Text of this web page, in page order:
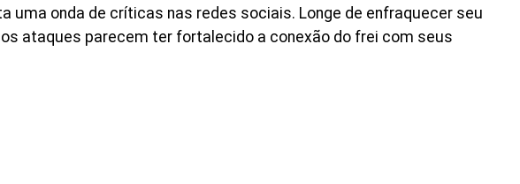
uma onda de críticas nas redes sociais. Longe de enfraquecer seu
ataques parecem ter fortalecido a conexão do frei com seus